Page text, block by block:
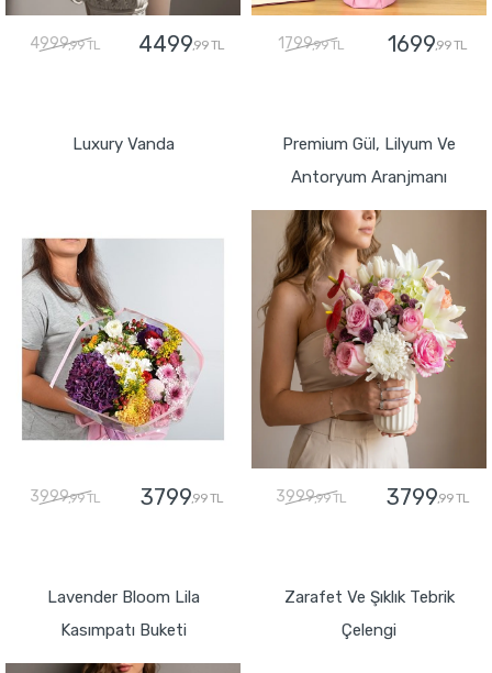
4999,99 TL 4499,99 TL 1799,99 TL 1699,99 TL
Luxury Vanda
3999,99 TL 3799,99 TL
Premium Gül, Lilyum Ve
Antoryum Aranjmanı
3999,99 TL 3799,99 TL
Lavender Bloom Lila
Kasımpatı Buketi
Zarafet Ve Şıklık Tebrik
Çelengi